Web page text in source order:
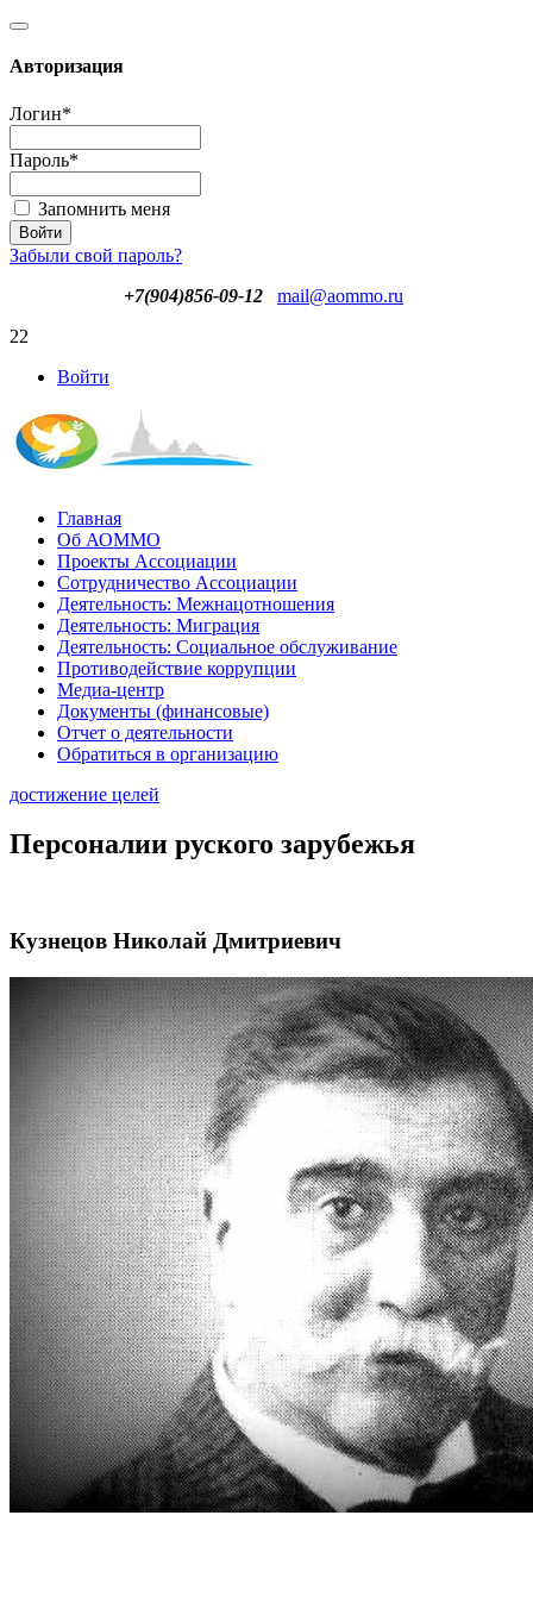
Авторизация
Логин*
Пароль*
Запомнить меня
Забыли свой пароль?
+7(904)856-09-12
mail@aommo.ru
22
Войти
Главная
Об АОММО
Проекты Ассоциации
Сотрудничество Ассоциации
Деятельность: Межнацотношения
Деятельность: Миграция
Деятельность: Социальное обслуживание
Противодействие коррупции
Медиа-центр
Документы (финансовые)
Отчет о деятельности
Обратиться в организацию
достижение целей
Персоналии руского зарубежья
Кузнецов Николай Дмитриевич